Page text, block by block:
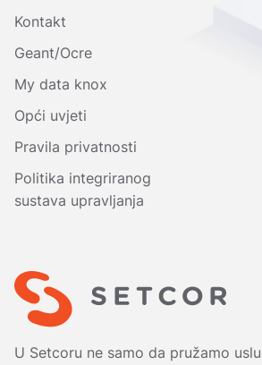
Kontakt
Geant/Ocre
My data knox
Opći uvjeti
Pravila privatnosti
Politika integriranog
sustava upravljanja
U Setcoru ne samo da pružamo